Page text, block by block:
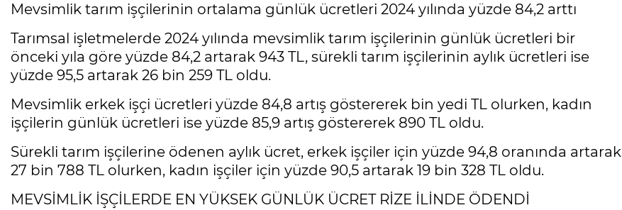
Mevsimlik tarım işçilerinin ortalama günlük ücretleri 2024 yılında yüzde 84,2 arttı
Tarımsal işletmelerde 2024 yılında mevsimlik tarım işçilerinin günlük ücretleri bir
önceki yıla göre yüzde 84,2 artarak 943 TL, sürekli tarım işçilerinin aylık ücretleri ise
yüzde 95,5 artarak 26 bin 259 TL oldu.
Mevsimlik erkek işçi ücretleri yüzde 84,8 artış göstererek bin yedi TL olurken, kadın
işçilerin günlük ücretleri ise yüzde 85,9 artış göstererek 890 TL oldu.
Sürekli tarım işçilerine ödenen aylık ücret, erkek işçiler için yüzde 94,8 oranında artarak
27 bin 788 TL olurken, kadın işçiler için yüzde 90,5 artarak 19 bin 328 TL oldu.
MEVSİMLİK İŞÇİLERDE EN YÜKSEK GÜNLÜK ÜCRET RİZE İLİNDE ÖDENDİ